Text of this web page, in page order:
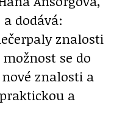
dodává:
znalosti
se do
znalosti a
a